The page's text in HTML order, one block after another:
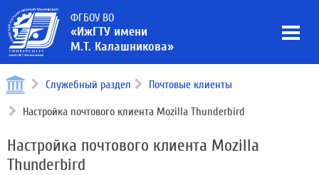
ФГБОУ ВО
«ИжГТУ имени
М.Т. Калашникова»
Служебный раздел Почтовые клиенты
Настройка почтового клиента Mozilla Thunderbird
Настройка почтового клиента Mozilla
Thunderbird